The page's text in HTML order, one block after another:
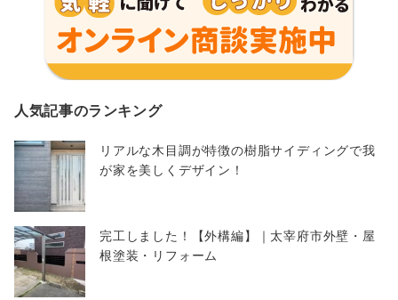
人気記事のランキング
リアルな木目調が特徴の樹脂サイディングで我
が家を美しくデザイン！
完工しました！【外構編】｜太宰府市外壁・屋
根塗装・リフォーム